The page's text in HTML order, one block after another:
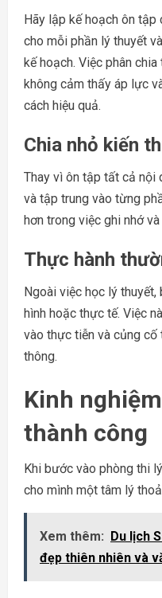
Hãy lập kế hoạch ôn
cho mỗi phần lý thuyết
kế hoạch. Việc phân
không cảm thấy áp lực
cách hiệu quả.
Chia nhỏ kiến
Thay vì ôn tập tất cả nội
và tập trung vào từng
hơn trong việc ghi nhớ
Thực hành
Ngoài việc học lý
hình hoặc thực tế. Việc
vào thực tiễn và củng cố
thông.
Kinh
thành công
Khi bước vào phòng thi
cho mình một tâm lý
Xem thêm:
Du lịch
đẹp thiên nhiên và